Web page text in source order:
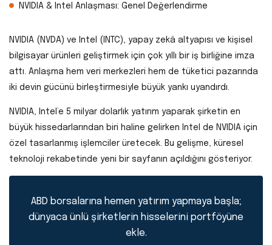
NVIDIA & Intel Anlaşması: Genel Değerlendirme
NVIDIA (NVDA) ve Intel (INTC), yapay zekâ altyapısı ve kişisel
bilgisayar ürünleri geliştirmek için çok yıllı bir iş birliğine imza
attı. Anlaşma hem veri merkezleri hem de tüketici pazarında
iki devin gücünü birleştirmesiyle büyük yankı uyandırdı.
NVIDIA, Intel’e 5 milyar dolarlık yatırım yaparak şirketin en
büyük hissedarlarından biri haline gelirken Intel de NVIDIA için
özel tasarlanmış işlemciler üretecek. Bu gelişme, küresel
teknoloji rekabetinde yeni bir sayfanın açıldığını gösteriyor.
ABD borsalarına hemen yatırım yapmaya başla;
dünyaca ünlü şirketlerin hisselerini portföyüne
ekle.